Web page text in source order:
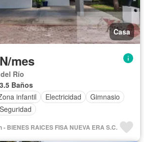
Casa
mes
Río
3.5 Baños
infantil Electricidad
Gimnasio
Seguridad
BIENES RAICES FISA NUEVA ERA S.C.